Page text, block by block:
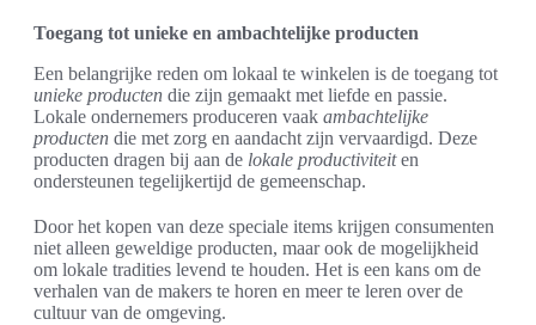
Toegang tot unieke en ambachtelijke producten
Een belangrijke reden om lokaal te winkelen is de toegang tot
unieke producten die zijn gemaakt met liefde en passie.
Lokale ondernemers produceren vaak ambachtelijke
producten die met zorg en aandacht zijn vervaardigd. Deze
producten dragen bij aan de lokale productiviteiten
ondersteunen tegelijkertijd de gemeenschap.
Door het kopen van deze speciale items krijgen consumenten
niet alleen geweldige producten, maar ook de mogelijkheid
om lokale tradities levend te houden. Het is een kans om de
verhalen van de makers te horen en meer te leren over de
cultuur van de omgeving.